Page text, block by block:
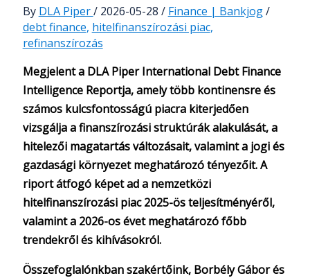
By DLA Piper/ 2026-05-28 / Finance | Bankjog/
debt finance, hitelfinanszírozási piac,
refinanszírozás
Megjelent a DLA Piper International Debt Finance
Intelligence Reportja, amely több kontinensre és
számos kulcsfontosságú piacra kiterjedően
vizsgálja a finanszírozási struktúrák alakulását, a
hitelezői magatartás változásait, valamint a jogi és
gazdasági környezet meghatározó tényezőit. A
riport átfogó képet ad a nemzetközi
hitelfinanszírozási piac 2025-ös teljesítményéről,
valamint a 2026-os évet meghatározó főbb
trendekről és kihívásokról.
Összefoglalónkban szakértőink, Borbély Gábor és